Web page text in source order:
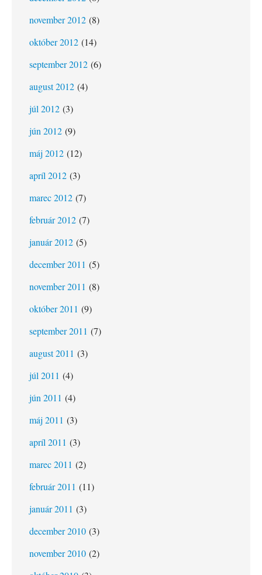
november 2012 (8)
október 2012 (14)
september 2012 (6)
august 2012 (4)
júl 2012 (3)
jún 2012 (9)
máj 2012 (12)
apríl 2012 (3)
marec 2012 (7)
február 2012 (7)
január 2012 (5)
december 2011 (5)
november 2011 (8)
október 2011 (9)
september 2011 (7)
august 2011 (3)
júl 2011 (4)
jún 2011 (4)
máj 2011 (3)
apríl 2011 (3)
marec 2011 (2)
február 2011 (11)
január 2011 (3)
december 2010 (3)
november 2010 (2)